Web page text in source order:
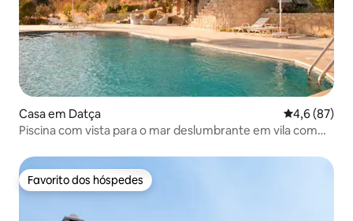
Casa em Datça
4,6 (87)
Piscina com vista para o mar deslumbrante em vila com
Favorito dos hóspedes
Favorito dos hóspedes